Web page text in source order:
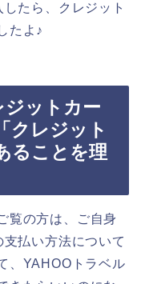
たら、クレジット
たよ♪
ットカー
クレジット
ることを理
覧の方は、ご自身
払い方法について
、YAHOOトラベル